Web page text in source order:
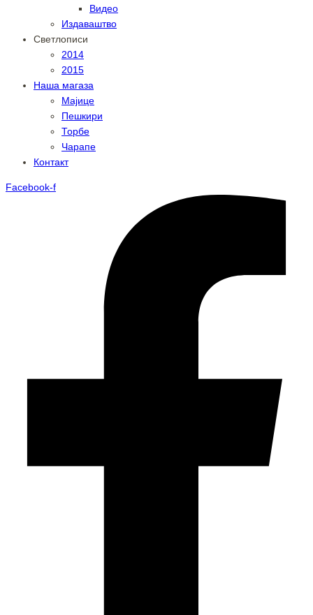
Видео
Издаваштво
Светлописи
2014
2015
Наша магаза
Мајице
Пешкири
Торбе
Чарапе
Контакт
Facebook-f